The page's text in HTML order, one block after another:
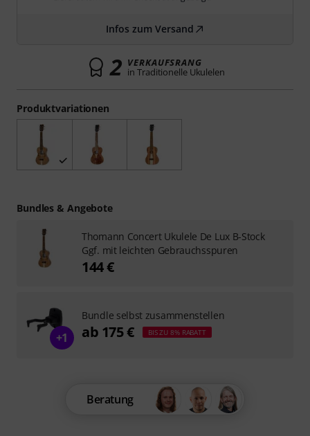
Produktvariationen
Infos zum Versand
2 VERKAUFSRANG
in Traditionelle Ukulelen
Beratung
Bundles & Angebote
Thomann Concert Ukulele De Lux B-Stock
Ggf. mit leichten Gebrauchsspuren
144 €
+1
Bundle selbst zusammenstellen
ab 175 € BIS ZU 8% RABATT